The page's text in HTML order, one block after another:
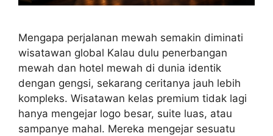
Mengapa perjalanan mewah semakin diminati
wisatawan global Kalau dulu penerbangan
mewah dan hotel mewah di dunia identik
dengan gengsi, sekarang ceritanya jauh lebih
kompleks. Wisatawan kelas premium tidak lagi
hanya mengejar logo besar, suite luas, atau
sampanye mahal. Mereka mengejar sesuatu